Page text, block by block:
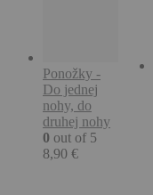
Ponožky -
Do jednej
nohy, do
druhej nohy
0 out of 5
8,90 €